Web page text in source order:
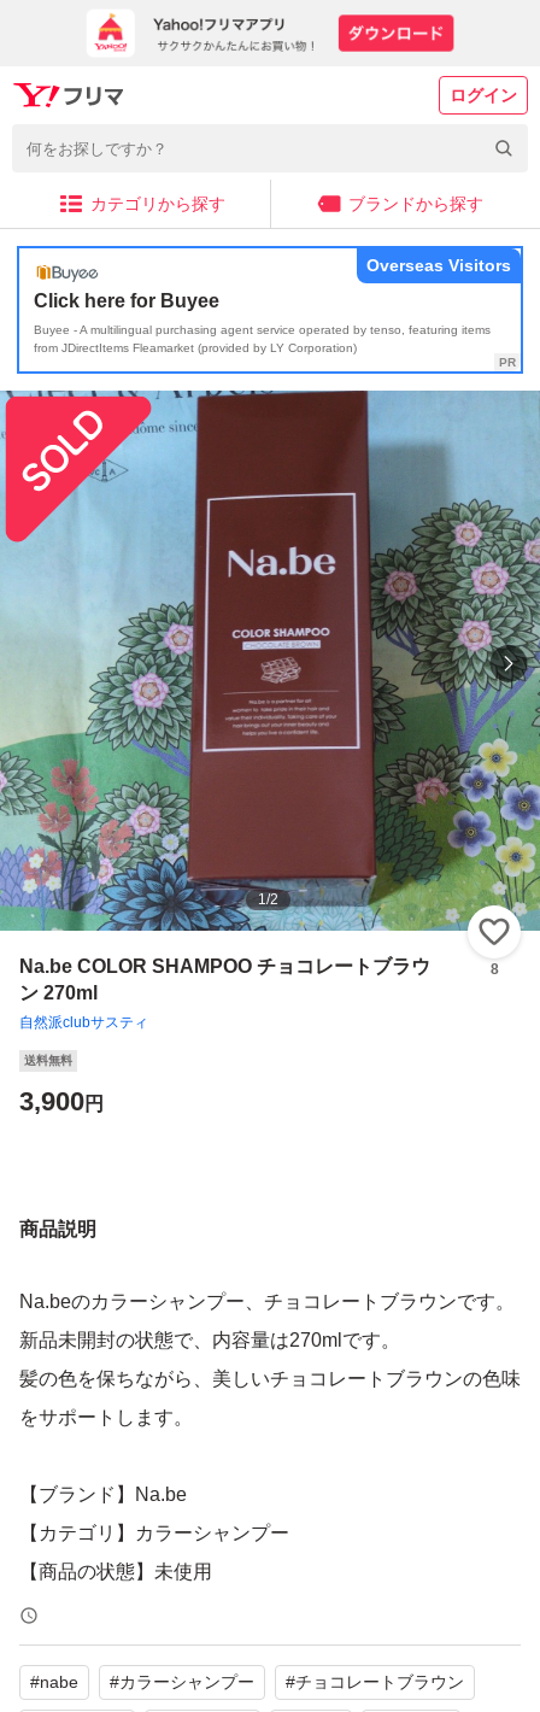
ログイン
カテゴリから探す ブランドから探す
Click here for Buyee
Buyee - A multilingual purchasing agent service operated by tenso, featuring items
from JDirectItems Fleamarket (provided by LY Corporation)
Overseas Visitors
1/2
Na.be COLOR SHAMPOO チョコレートブラウ
ン 270ml
自然派clubサスティ
8
送料無料
3,900円
商品説明
Na.beのカラーシャンプー、チョコレートブラウンです。
新品未開封の状態で、内容量は270mlです。
髪の色を保ちながら、美しいチョコレートブラウンの色味
をサポートします。
【ブランド】Na.be
【カテゴリ】カラーシャンプー
【商品の状態】未使用
【カラー】チョコレートブラウン
【内容量】270ml
#nabe #カラーシャンプー #チョコレートブラウン